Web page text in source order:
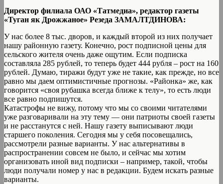
Директор филиала ОАО «Татмедиа», редактор газеты
«Туган як Дрожжаное» Резеда ЗАМАЛТДИНОВА:
У нас более 8 тыс. дворов, и каждый второй из них получает
нашу районную газету. Конечно, рост подписной цены для
сельского жителя очень даже ощутим. Если подписка
составляла 285 рублей, то теперь будет 444 рубля – рост на 160
рублей. Думаю, тиражи будут уже не такие, как прежде, но все
равно мы даем оптимистичные прогнозы. «Районка» же, как
говорится «своя рубашка всегда ближе к телу», то есть люди
все равно подпишутся.
Катастрофы не вижу, потому что мы со своими читателями
уже разговаривали на эту тему — они патриоты своей газеты
и не расстанутся с ней. Нашу газету выписывают люди
старшего поколения. Сегодня мы у себя посовещались,
рассмотрели разные варианты. У нас альтернативы в
распространении совсем не было, и сейчас мы хотим
организовать иной вид подписки – например, такой, чтобы
люди получали номер у нас в редакции. Будем искать разные
варианты.